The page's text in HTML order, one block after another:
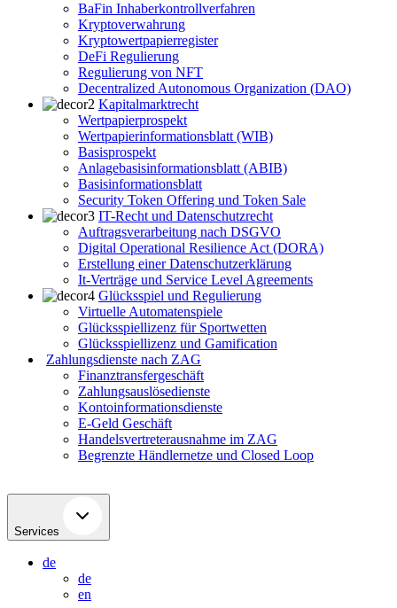
BaFin Inhaberkontrollverfahren
Kryptoverwahrung
Kryptowertpapierregister
DeFi Regulierung
Regulierung von NFT
Decentralized Autonomous Organization (DAO)
Kapitalmarktrecht
Wertpapierprospekt
Wertpapierinformationsblatt (WIB)
Basisprospekt
Anlagebasisinformationsblatt (ABIB)
Basisinformationsblatt
Security Token Offering und Token Sale
IT-Recht und Datenschutzrecht
Auftragsverarbeitung nach DSGVO
Digital Operational Resilience Act (DORA)
Erstellung einer Datenschutzerklärung
It-Verträge und Service Level Agreements
Glücksspiel und Regulierung
Virtuelle Automatenspiele
Glücksspiellizenz für Sportwetten
Glücksspiellizenz und Gamification
Zahlungsdienste nach ZAG
Finanztransfergeschäft
Zahlungsauslösedienste
Kontoinformationsdienste
E-Geld Geschäft
Handelsvertreterausnahme im ZAG
Begrenzte Händlernetze und Closed Loop
Services
de
de
en